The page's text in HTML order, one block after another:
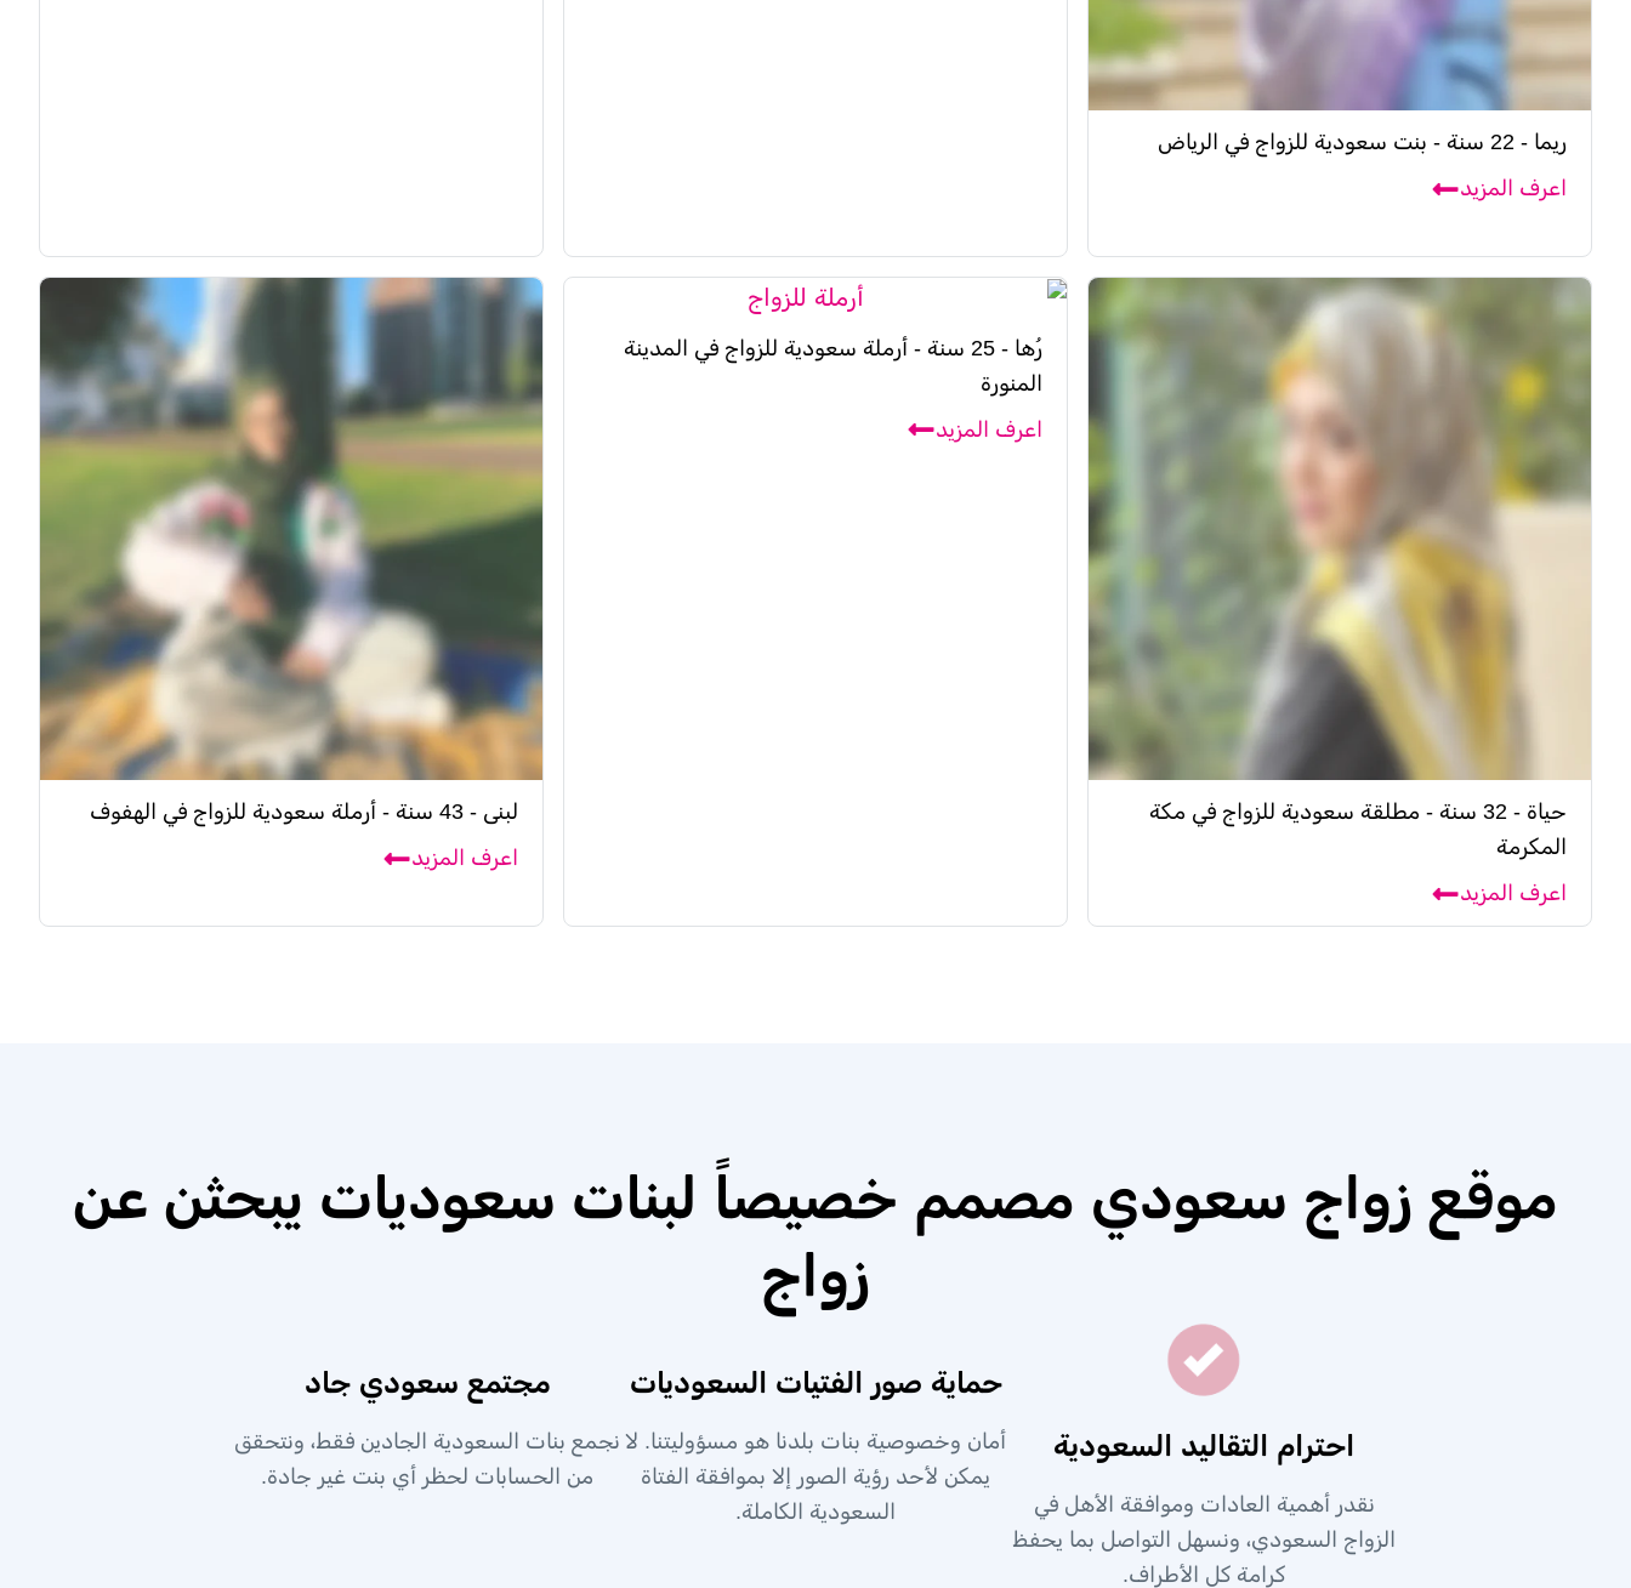
ريما - 22 سنة - بنت سعودية للزواج في الرياض
اعرف المزيد
حياة - 32 سنة - مطلقة سعودية للزواج في مكة
المكرمة
اعرف المزيد
رُها - 25 سنة - أرملة سعودية للزواج في المدينة
المنورة
اعرف المزيد
لبنى - 43 سنة - أرملة سعودية للزواج في الهفوف
اعرف المزيد
موقع زواج سعودي مصمم خصيصاً لبنات سعوديات يبحثن عن
زواج
احترام التقاليد السعودية
نقدر أهمية العادات وموافقة الأهل في
الزواج السعودي، ونسهل التواصل بما يحفظ
كرامة كل الأطراف.
حماية صور الفتيات السعوديات
أمان وخصوصية بنات بلدنا هو مسؤوليتنا. لا
يمكن لأحد رؤية الصور إلا بموافقة الفتاة
السعودية الكاملة.
مجتمع سعودي جاد
نجمع بنات السعودية الجادين فقط، ونتحقق
من الحسابات لحظر أي بنت غير جادة.